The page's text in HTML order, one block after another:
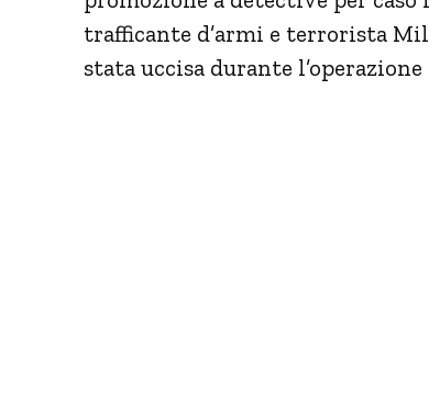
trafficante d’armi e terrorista
stata uccisa durante